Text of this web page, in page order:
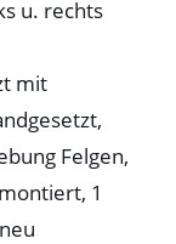
u. rechts
mit
Felgen,
1